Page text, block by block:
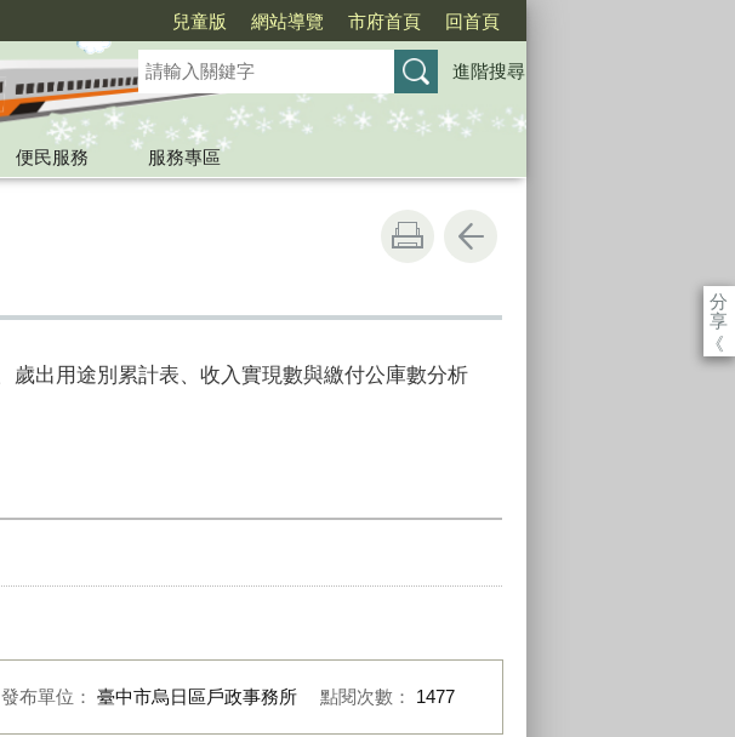
兒童版 網站導覽 市府首頁 回首頁
進階搜尋
便民服務
服務專區
分
享
《
歲出用途別累計表、收入實現數與繳付公庫數分析
發布單位： 臺中市烏日區戶政事務所 點閱次數： 1477